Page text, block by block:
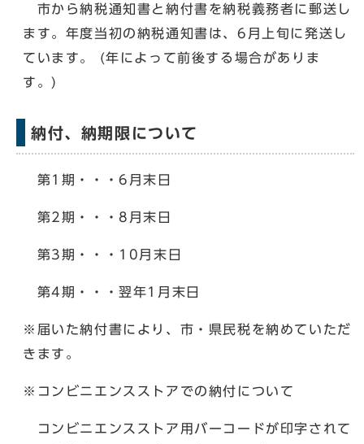
市から納税通知書と納付書を納税義務者に郵送し
ます。年度当初の納税通知書は、6月上旬に発送し
ています。 (年によって前後する場合がありま
す。)
納付、納期限について
第1期・・・6月末日
第2期・・・8月末日
第3期・・・10月末日
第4期・・・翌年1月末日
※届いた納付書により、市・県民税を納めていただ
きます。
※コンビニエンスストアでの納付について
コンビニエンスストア用バーコードが印字されて